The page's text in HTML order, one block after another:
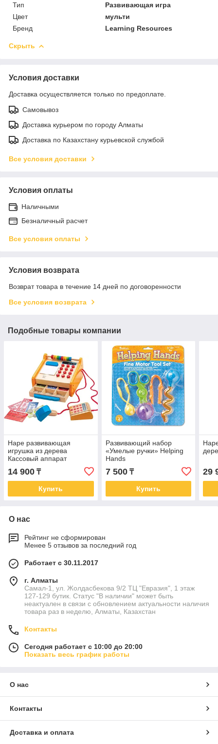
Тип
Развивающая игра
Цвет
мульти
Бренд
Learning Resources
Скрыть
Условия доставки
Доставка осуществляется только по предоплате.
Самовывоз
Доставка курьером по городу Алматы
Доставка по Казахстану курьевской службой
Все условия доставки
Условия оплаты
Наличными
Безналичный расчет
Все условия оплаты
Условия возврата
Возврат товара в течение 14 дней по договоренности
Все условия возврата
Подобные товары компании
Hape развивающая
игрушка из дерева
Кассовый аппарат
14 900 ₸
Купить
Развивающий набор
«Умелые ручки» Helping
Hands
7 500₸
Купить
29
О нас
Рейтинг не сформирован
Менее 5 отзывов за последний год
Работает с 30.11.2017
г. Алматы
Самал-1, ул. Жолдасбекова 9/2 ТЦ "Евразия", 1 этаж
127-129 бутик. Статус "В наличии" может быть
неактуален в связи с обновлением актуальности наличия
товара раз в неделю, Алматы, Казахстан
Контакты
Сегодня работает с 10:00 до 20:00
Показать весь график работы
О нас
Контакты
Доставка и оплата